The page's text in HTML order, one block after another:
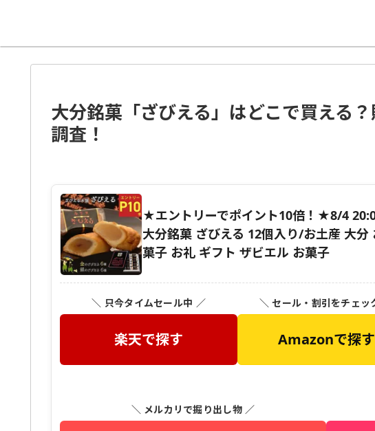
大分銘菓「ざびえる」はどこで買える
調査！
★エントリーでポイント10倍！★8/4
大分銘菓 ざびえる 12個入り/お土産 大
菓子 お礼 ギフト ザビエル お菓子
＼ 只今タイムセール中 ／
楽天で探す
＼ セール・割引をチェッ
Amazonで探す
＼ メルカリで掘り出し物 ／